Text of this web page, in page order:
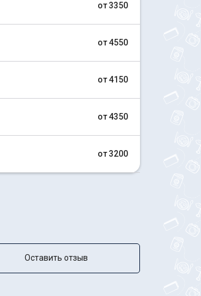
от 3350
от 4550
от 4150
от 4350
от 3200
Оставить отзыв